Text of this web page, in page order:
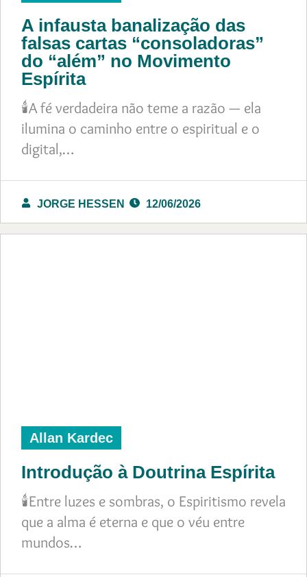
A infausta banalização das
falsas cartas “consoladoras”
do “além” no Movimento
Espírita
🕯️A fé verdadeira não teme a razão — ela
ilumina o caminho entre o espiritual e o
digital,…
JORGE HESSEN 12/06/2026
Allan Kardec
Introdução à Doutrina Espírita
🕯️Entre luzes e sombras, o Espiritismo revela
que a alma é eterna e que o véu entre
mundos…